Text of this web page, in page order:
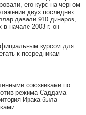
его курс на черном
двух последних
давали 910 динаров,
в начале 2003 г. он
курсом для
к посредникам
союзниками по
режима Саддама
Ирака была